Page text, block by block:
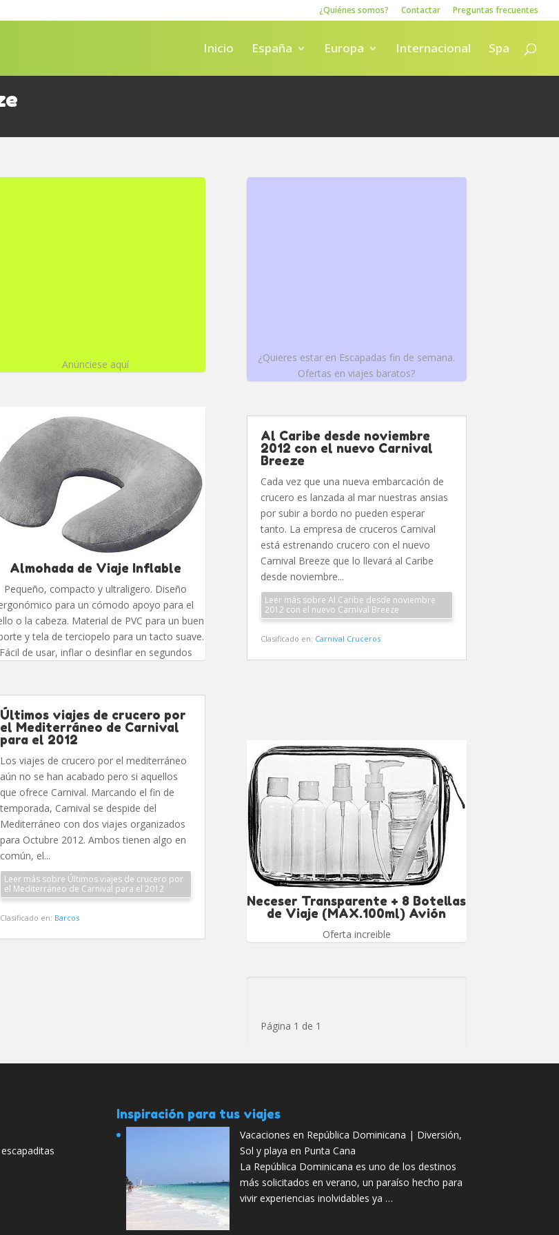
¿Quiénes somos? Contactar Preguntas frecuentes
Inicio España Europa Internacional Spa
Anúnciese aquí
Almohada de Viaje Inflable
Pequeño, compacto y ultraligero. Diseño
para un cómodo apoyo para el
o la cabeza. Material de PVC para un buen
y tela de terciopelo para un tacto suave.
Fácil de usar, inflar o desinflar en segundos
Últimos viajes de crucero por
el Mediterráneo de Carnival
para el 2012
Los viajes de crucero por el mediterráneo
aún no se han acabado pero si aquellos
que ofrece Carnival. Marcando el fin de
temporada, Carnival se despide del
Mediterráneo con dos viajes organizados
para Octubre 2012. Ambos tienen algo en
común, el...
Leer más sobre Últimos viajes de crucero por
el Mediterráneo de Carnival para el 2012
Clasificado en: Barcos
¿Quieres estar en Escapadas fin de semana.
Ofertas en viajes baratos?
Al Caribe desde noviembre
2012 con el nuevo Carnival
Breeze
Cada vez que una nueva embarcación de
crucero es lanzada al mar nuestras ansias
por subir a bordo no pueden esperar
tanto. La empresa de cruceros Carnival
está estrenando crucero con el nuevo
Carnival Breeze que lo llevará al Caribe
desde noviembre...
Leer más sobre Al Caribe desde noviembre
2012 con el nuevo Carnival Breeze
Clasificado en: Carnival Cruceros
Neceser Transparente + 8 Botellas
de Viaje (MAX.100ml) Avión
Oferta increible
Página 1 de 1
Inspiración para tus viajes
Vacaciones en República Dominicana | Diversión,
Sol y playa en Punta Cana
La República Dominicana es uno de los destinos
más solicitados en verano, un paraíso hecho para
vivir experiencias inolvidables ya …